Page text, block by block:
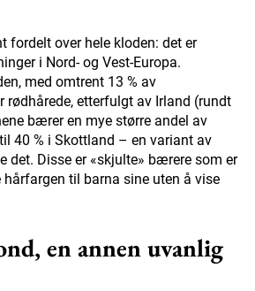
fordelt over hele kloden: det er
i Nord- og Vest-Europa.
med omtrent 13 % av
rødhårede, etterfulgt av Irland (rundt
bærer en mye større andel av
40 % i Skottland – en variant av
det. Disse er «skjulte» bærere som er
til barna sine uten å vise
en annen uvanlig